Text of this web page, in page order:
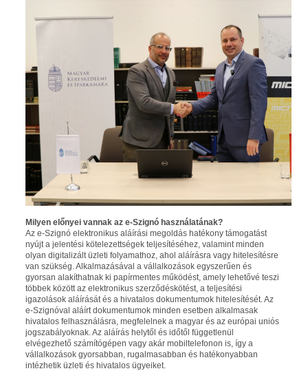
Milyen előnyei vannak az e-Szignó használatának?
Az e-Szignó elektronikus aláírási megoldás hatékony támogatást
nyújt a jelentési kötelezettségek teljesítéséhez, valamint minden
olyan digitalizált üzleti folyamathoz, ahol aláírásra vagy hitelesítésre
van szükség. Alkalmazásával a vállalkozások egyszerűen és
gyorsan alakíthatnak ki papírmentes működést, amely lehetővé teszi
többek között az elektronikus szerződéskötést, a teljesítési
igazolások aláírását és a hivatalos dokumentumok hitelesítését. Az
e-Szignóval aláírt dokumentumok minden esetben alkalmasak
hivatalos felhasználásra, megfelelnek a magyar és az európai uniós
jogszabályoknak. Az aláírás helytől és időtől függetlenül
elvégezhető számítógépen vagy akár mobiltelefonon is, így a
vállalkozások gyorsabban, rugalmasabban és hatékonyabban
intézhetik üzleti és hivatalos ügyeiket.